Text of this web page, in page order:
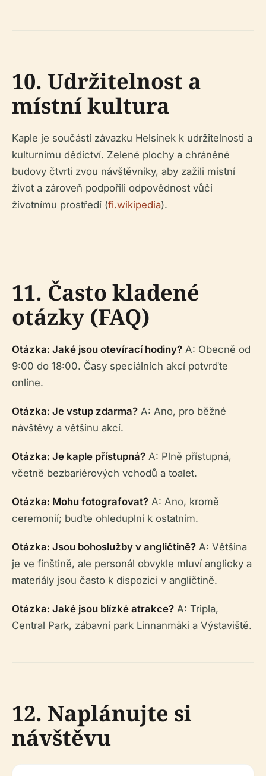
10. Udržitelnost a
místní kultura
Kaple je součástí závazku Helsinek k udržitelnosti a
kulturnímu dědictví. Zelené plochy a chráněné
budovy čtvrti zvou návštěvníky, aby zažili místní
život a zároveň podpořili odpovědnost vůči
životnímu prostředí (fi.wikipedia).
11. Často kladené
otázky (FAQ)
Otázka: Jaké jsou otevírací hodiny? A: Obecně od
9:00 do 18:00. Časy speciálních akcí potvrďte
online.
Otázka: Je vstup zdarma? A: Ano, pro běžné
návštěvy a většinu akcí.
Otázka: Je kaple přístupná? A: Plně přístupná,
včetně bezbariérových vchodů a toalet.
Otázka: Mohu fotografovat? A: Ano, kromě
ceremonií; buďte ohleduplní k ostatním.
Otázka: Jsou bohoslužby v angličtině? A: Většina
je ve finštině, ale personál obvykle mluví anglicky a
materiály jsou často k dispozici v angličtině.
Otázka: Jaké jsou blízké atrakce? A: Tripla,
Central Park, zábavní park Linnanmäki a Výstaviště.
12. Naplánujte si
návštěvu